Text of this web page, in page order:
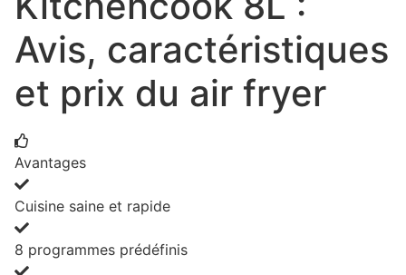
Avis, caractéristiques
et prix du air fryer
Avantages
Cuisine saine et rapide
8 programmes prédéfinis